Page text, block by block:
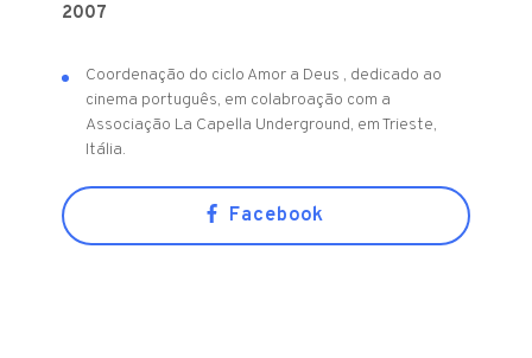
2007
Coordenação do ciclo Amor a Deus , dedicado ao
cinema português, em colabroação com a
Associação La Capella Underground, em Trieste,
Itália.
Facebook